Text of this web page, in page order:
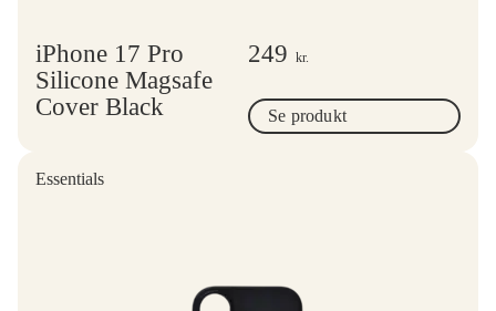
iPhone 17 Pro
Silicone Magsafe
Cover Black
249 kr.
Se produkt
Essentials